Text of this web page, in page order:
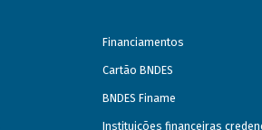
Financiamentos
Cartão BNDES
BNDES Finame
Instituições financeiras